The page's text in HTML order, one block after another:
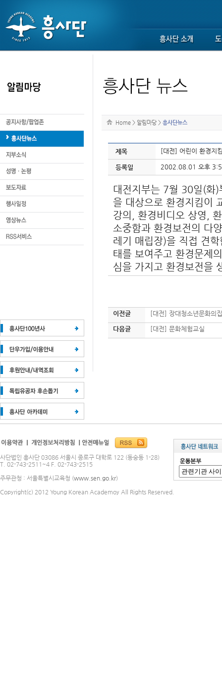
Home > 알림마당 > 흥사단뉴스
제목 [대전] 어린이 환경지
등록일 2002.08.01 오후
대전지부는 7월 30일(화
을 대상으로 환경지킴이
강의, 환경비디오 상영,
소중함과 환경보전의 다
레기 매립장)을 직접 견
태를 보여주고 환경문제
심을 가지고 환경보전을
이전글 [대전] 장대청소년문화의
다음글 [대전] 문화체험교실
사단법인 흥사단 03086 서울시 종로구 대학로 122 (동숭동 1-28)
T. 02-743-2511~4 F. 02-743-2515
주무관청 : 서울특별시교육청 (www.sen.go.kr)
Copyright(c) 2012 Young Korean Academoy All Rights Reserved.